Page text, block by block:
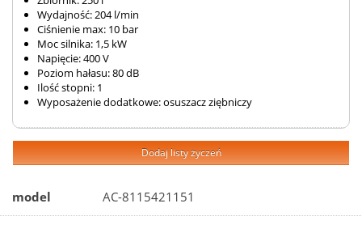
Wydajność: 204 l/min
Ciśnienie max: 10 bar
Moc silnika: 1,5 kW
Napięcie: 400 V
Poziom hałasu: 80 dB
Ilość stopni: 1
Wyposażenie dodatkowe: osuszacz ziębniczy
Dodaj listy życzeń
model AC-8115421151